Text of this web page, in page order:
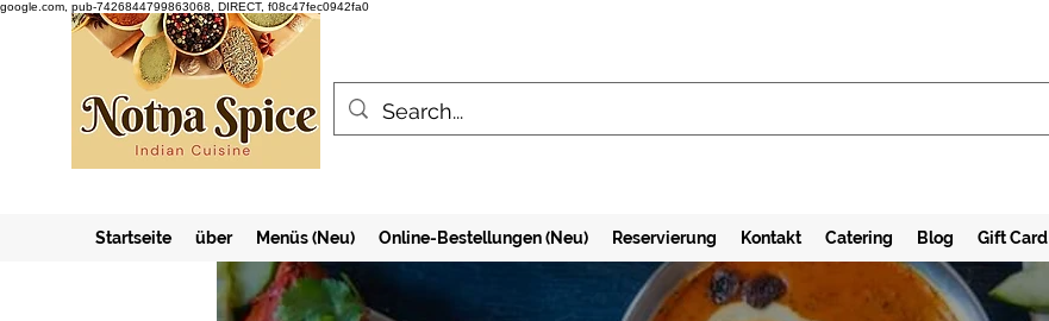
google.com, pub-7426844799863068, DIRECT, f08c47fec0942fa0
Startseite über Menüs (Neu) Online-Bestellungen (Neu) Reservierung Kontakt Catering Blog Gift Card